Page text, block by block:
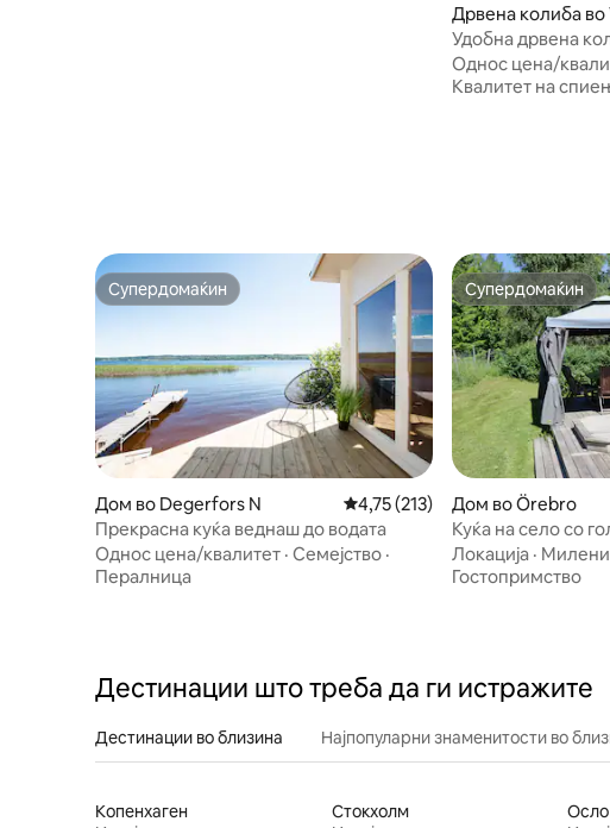
Дрвена колиба
Удобна дрвена
Однос цена/
Квалитет на
Супердомаќин
Супердомаќин
Дом во Degerfors N Просечна оцена: 4,75 од 5, 213
4,75 (213)
Прекрасна куќа веднаш до водата
Однос цена/квалитет · Семејство ·
Пералница
Супердомаќин
Супердомаќин
Дом во Örebro
Куќа на село со
Локација ·
Гостопримство
Дестинации што треба да ги истражите
Дестинации во близина Најпопуларни знаменитости во
Копенхаген
Стокхолм
Осло